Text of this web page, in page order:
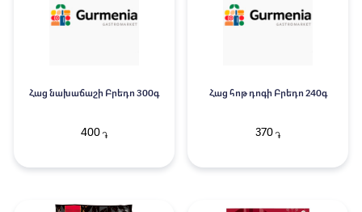
Հաց նախաճաշի Բրեդո 300գ
400֏
Հաց հոթ դոգի Բրեդո 240գ
370 ֏